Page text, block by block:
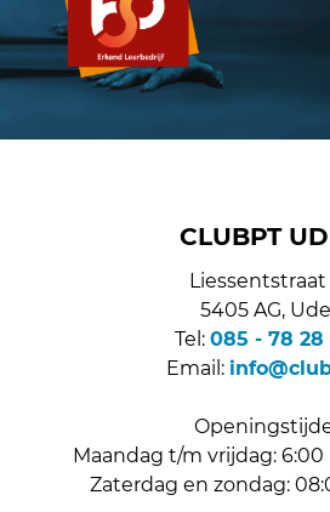
CLUBPT
Liessentstraat
5405 AG,
Tel: 085 - 78 28
Email:
Maandag t/m vrijdag:
Zaterdag en zondag: